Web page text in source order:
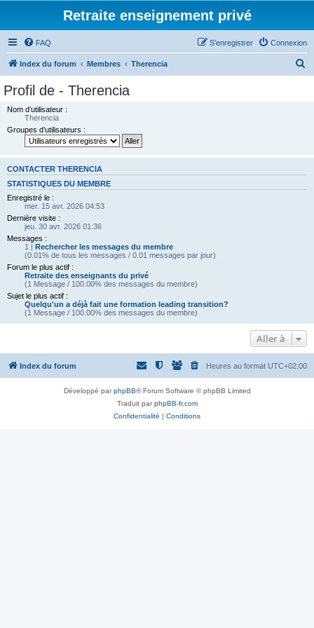
Retraite enseignement privé
FAQ Connexion
S’enregistrer
Index du forum Membres Therencia
Profil de - Therencia
Nom d’utilisateur :
Therencia
Groupes d’utilisateurs :
CONTACTER THERENCIA
STATISTIQUES DU MEMBRE
Enregistré le :
mer. 15 avr. 2026 04:53
Dernière visite :
jeu. 30 avr. 2026 01:36
Messages :
1 | Rechercher les messages du membre
(0.01% de tous les messages / 0.01 messages par jour)
Forum le plus actif :
Retraite des enseignants du privé
(1 Message / 100.00% des messages du membre)
Sujet le plus actif :
Quelqu'un a déjà fait une formation leading transition?
(1 Message / 100.00% des messages du membre)
Aller à
Index du forum Heures au format UTC+02:00
Développé parphpBB® Forum Software © phpBB Limited
Traduit parphpBB-fr.com
Confidentialité | Conditions